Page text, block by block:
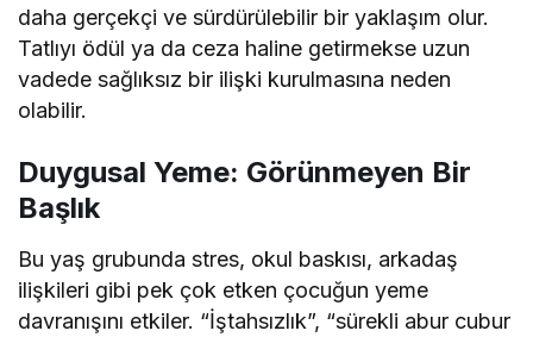
daha gerçekçi ve sürdürülebilir bir yaklaşım olur.
Tatlıyı ödül ya da ceza haline getirmekse uzun
vadede sağlıksız bir ilişki kurulmasına neden
olabilir.
Duygusal Yeme: Görünmeyen Bir
Başlık
Bu yaş grubunda stres, okul baskısı, arkadaş
ilişkileri gibi pek çok etken çocuğun yeme
davranışını etkiler. “İştahsızlık”, “sürekli abur cubur